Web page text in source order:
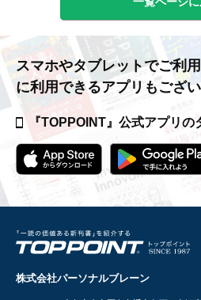
スマホやタブレットでご利
に利用できるアプリもござい
『TOPPOINT』公式アプリの
株式会社パーソナルブレーン